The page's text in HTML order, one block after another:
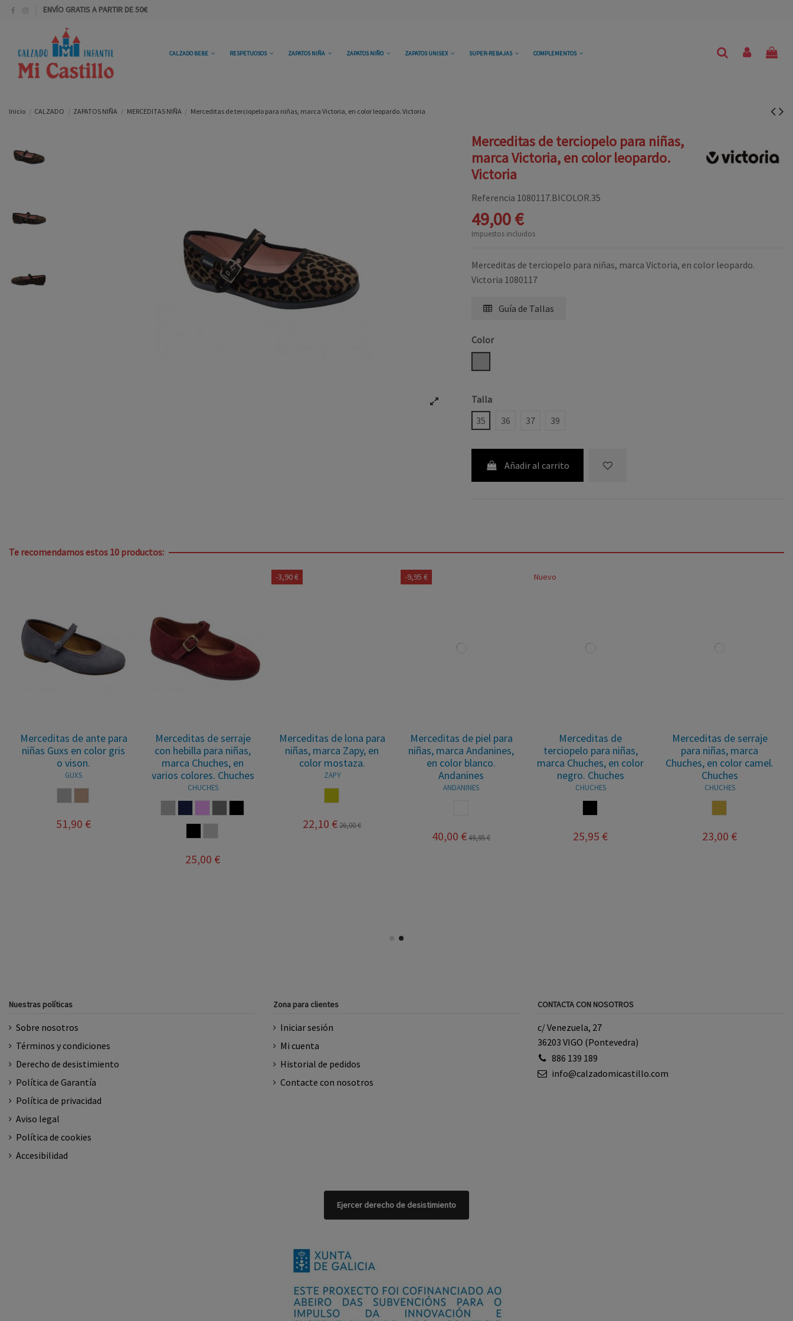
ENVÍO GRATIS A PARTIR DE 50€
CALZADO BEBE RESPETUOSOS ZAPATOS NIÑA ZAPATOS NIÑO ZAPATOS UNISEX SUPER-REBAJAS COMPLEMENTOS
Inicio CALZADO ZAPATOS NIÑA MERCEDITAS NIÑA Merceditas de terciopelo para niñas, marca Victoria, en color leopardo. Victoria
Merceditas de terciopelo para niñas,
marca Victoria, en color leopardo.
Victoria
Referencia 1080117.BICOLOR.35
49,00 €
Impuestos incluidos
Merceditas de terciopelo para niñas, marca Victoria, en color leopardo.
Victoria 1080117
Guía de Tallas
Color
Talla
35
36 37 39
Añadir al carrito
Te recomendamos estos 10 productos:
Merceditas de ante para
niñas Guxs en color gris
o vison.
GUXS
51,90 €
Merceditas de serraje
con hebilla para niñas,
marca Chuches, en
varios colores. Chuches
CHUCHES
25,00 €
-3,90 €
Merceditas de lona para
niñas, marca Zapy, en
color mostaza.
ZAPY
22,10 €26,00 €
-9,95 €
Merceditas de piel para
niñas, marca Andanines,
en color blanco.
Andanines
ANDANINES
40,00 €49,95 €
Nuevo
Merceditas de
terciopelo para niñas,
marca Chuches, en color
negro. Chuches
CHUCHES
25,95 €
Merceditas de serraje
para niñas, marca
Chuches, en color camel.
Chuches
CHUCHES
23,00 €
Nuestras políticas
Sobre nosotros
Términos y condiciones
Derecho de desistimiento
Política de Garantía
Política de privacidad
Aviso legal
Política de cookies
Accesibilidad
Zona para clientes
Iniciar sesión
Mi cuenta
Historial de pedidos
Contacte con nosotros
CONTACTA CON NOSOTROS
c/ Venezuela, 27
36203 VIGO (Pontevedra)
886 139 189
info@calzadomicastillo.com
Ejercer derecho de desistimiento